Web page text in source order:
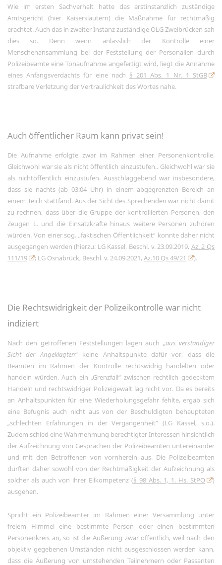
Wie im ersten Sachverhalt hatte das erstinstanzlich zuständige
Amtsgericht (hier Kaiserslautern) die Maßnahme für rechtmäßig
erachtet. Auch das in zweiter Instanz zuständige OLG Zweibrücken sah
dies so. Denn wenn anlässlich der Kontrolle einer
Menschenansammlung bei der Feststellung der Personalien durch
Polizeibeamte eine Tonaufnahme angefertigt wird, liegt die Annahme
eines Anfangsverdachts für eine nach § 201 Abs. 1 Nr. 1 StGB
strafbare Verletzung der Vertraulichkeit des Wortes nahe.
Auch öffentlicher Raum kann privat sein!
Die Aufnahme erfolgte zwar im Rahmen einer Personenkontrolle.
Gleichwohl war sie als nicht öffentlich einzustufen.. Gleichwohl war sie
als nichtöffentlich einzustufen. Ausschlaggebend war insbesondere,
dass sie nachts (ab 03:04 Uhr) in einem abgegrenzten Bereich an
einem Teich stattfand. Aus der Sicht des Sprechenden war nicht damit
zu rechnen, dass über die Gruppe der kontrollierten Personen, den
Zeugen L. und die Einsatzkräfte hinaus weitere Personen zuhören
würden. Von einer sog. „faktischen Öffentlichkeit“ konnte daher nicht
ausgegangen werden (hierzu: LG Kassel, Beschl. v. 23.09.2019, Az. 2 Qs
111/19
; LG Osnabrück, Beschl. v. 24.09.2021, Az.10 Qs 49/21 ).
Die Rechtswidrigkeit der Polizeikontrolle war nicht
indiziert
Nach den getroffenen Feststellungen lagen auch „aus verständiger
Sicht der Angeklagten“ keine Anhaltspunkte dafür vor, dass die
Beamten im Rahmen der Kontrolle rechtswidrig handelten oder
handeln würden. Auch ein „Grenzfall“ zwischen rechtlich gedecktem
Handeln und rechtswidriger Polizeigewalt lag nicht vor. Da es bereits
an Anhaltspunkten für eine Wiederholungsgefahr fehlte, ergab sich
eine Befugnis auch nicht aus von der Beschuldigten behaupteten
„schlechten Erfahrungen in der Vergangenheit“ (LG Kassel, s.o.).
Zudem schied eine Wahrnehmung berechtigter Interessen hinsichtlich
der Aufzeichnung von Gesprächen der Polizeibeamten untereinander
und mit den Betroffenen von vornherein aus. Die Polizeibeamten
durften daher sowohl von der Rechtmäßigkeit der Aufzeichnung als
solcher als auch von ihrer Eilkompetenz (§ 98 Abs. 1, 1. Hs. StPO
)
ausgehen.
Spricht ein Polizeibeamter im Rahmen einer Versammlung unter
freiem Himmel eine bestimmte Person oder einen bestimmten
Personenkreis an, so ist die Äußerung zwar öffentlich, weil nach den
objektiv gegebenen Umständen nicht ausgeschlossen werden kann,
dass die Äußerung von umstehenden Teilnehmern oder Passanten